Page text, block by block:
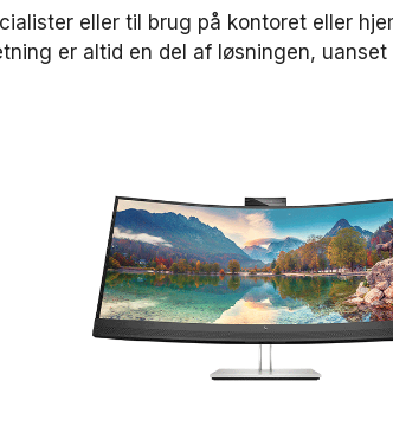
eller til brug på kontoret eller
er altid en del af løsningen,